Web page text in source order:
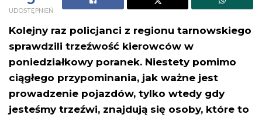
UDOSTĘPNIEŃ
Kolejny raz policjanci z regionu tarnowskiego
sprawdzili trzeźwość kierowców w
poniedziałkowy poranek. Niestety pomimo
ciągłego przypominania, jak ważne jest
prowadzenie pojazdów, tylko wtedy gdy
jesteśmy trzeźwi, znajdują się osoby, które to